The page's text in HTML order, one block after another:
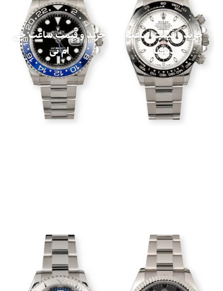
خرید و قیمت ساعت
دیتونا
خرید و قیمت ساعت جی
ام تی